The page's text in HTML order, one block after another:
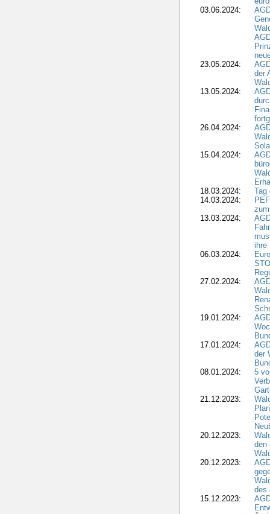
03.06.2024:
23.05.2024:
der
13.05.2024:
26.04.2024:
15.04.2024:
18.03.2024:
Tag
14.03.2024:
13.03.2024:
ihre
06.03.2024:
27.02.2024:
19.01.2024:
17.01.2024:
der
08.01.2024:
5
21.12.2023:
20.12.2023:
den
20.12.2023:
des
15.12.2023: